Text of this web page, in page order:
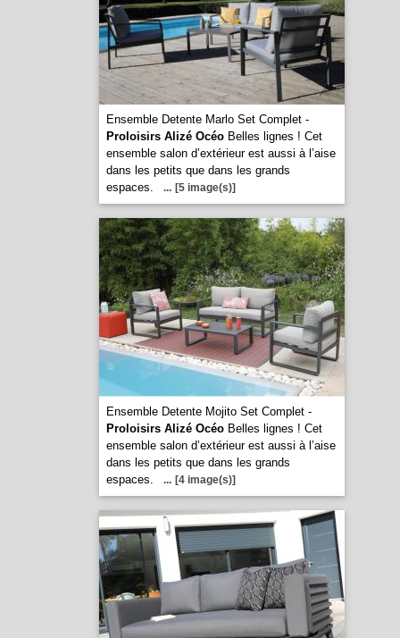
Ensemble Detente Marlo Set Complet -
Proloisirs Alizé OcéoBelles lignes ! Cet
ensemble salon d’extérieur est aussi à l’aise
dans les petits que dans les grands
espaces.
... [5 image(s)]
Ensemble Detente Mojito Set Complet -
Proloisirs Alizé OcéoBelles lignes ! Cet
ensemble salon d’extérieur est aussi à l’aise
dans les petits que dans les grands
espaces.
... [4 image(s)]